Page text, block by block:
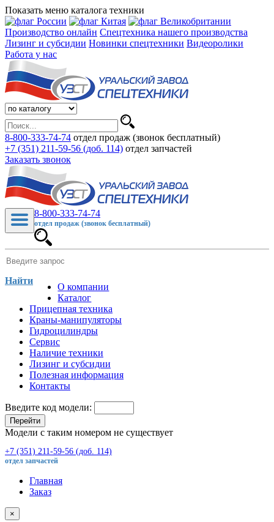
Показать меню каталога техники
Производство онлайн Спецтехника нашего производства
Лизинг и субсидии Новинки спецтехники Видеоролики
Работа у нас
8-800-333-74-74 отдел продаж (звонок бесплатный)
+7 (351) 211-59-56 (доб. 114) отдел запчастей
Заказать звонок
8-800-333-74-74
отдел продаж (звонок бесплатный)
Найти
О компании
Каталог
Прицепная техника
Краны-манипуляторы
Гидроцилиндры
Сервис
Наличие техники
Лизинг и субсидии
Полезная информация
Контакты
Введите код модели:
Перейти
Модели с таким номером не существует
+7 (351) 211-59-56 (доб. 114)
отдел запчастей
Главная
Заказ
×